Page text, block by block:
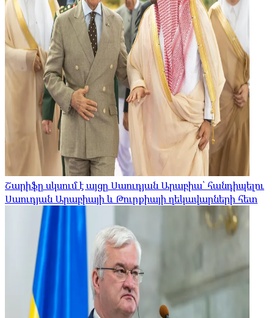
Շարիֆը սկսում է այցը Սաուդյան Արաբիա՝ հանդիպելու
Սաուդյան Արաբիայի և Թուրքիայի ղեկավարների հետ